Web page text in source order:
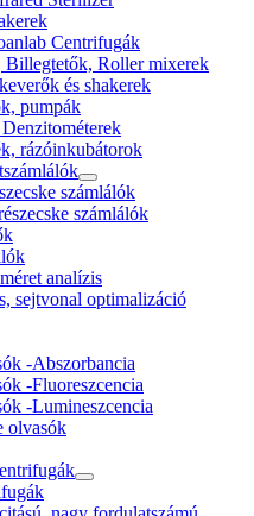
Centrifugák
Billegtetők, Roller mixerek
és shakerek
pumpák
rázóinkubátorok
számlálók
számlálók
analízis
sejtvonal optimalizáció
-Abszorbancia
-Fluoreszcencia
-Lumineszcencia
olvasók